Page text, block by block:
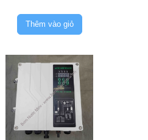
Thêm vào giỏ